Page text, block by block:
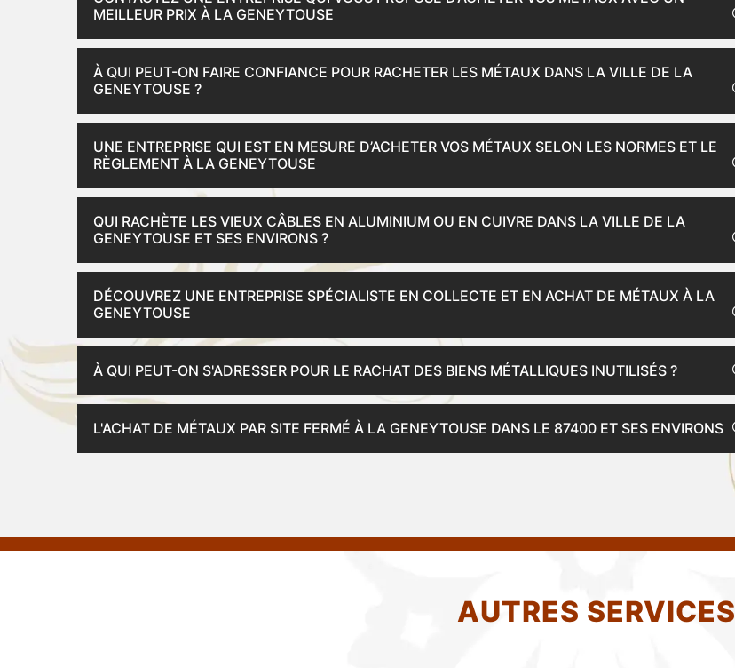
MEILLEUR PRIX À LA GENEYTOUSE
À QUI PEUT-ON FAIRE CONFIANCE POUR RACHETER LES MÉTAUX DANS LA VILLE DE LA
GENEYTOUSE ?
UNE ENTREPRISE QUI EST EN MESURE D’ACHETER VOS MÉTAUX SELON LES NORMES ET LE
RÈGLEMENT À LA GENEYTOUSE
QUI RACHÈTE LES VIEUX CÂBLES EN ALUMINIUM OU EN CUIVRE DANS LA VILLE DE LA
GENEYTOUSE ET SES ENVIRONS ?
DÉCOUVREZ UNE ENTREPRISE SPÉCIALISTE EN COLLECTE ET EN ACHAT DE MÉTAUX À LA
GENEYTOUSE
À QUI PEUT-ON S'ADRESSER POUR LE RACHAT DES BIENS MÉTALLIQUES INUTILISÉS ?
L'ACHAT DE MÉTAUX PAR SITE FERMÉ À LA GENEYTOUSE DANS LE 87400 ET SES ENVIRONS
AUTRES SERVICES